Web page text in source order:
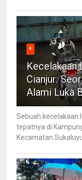
4
Kecelakaan
Cianjur:
Alami Luka
Sebuah kecelakaan
tepatnya di
Kecamatan Sukaluyu,